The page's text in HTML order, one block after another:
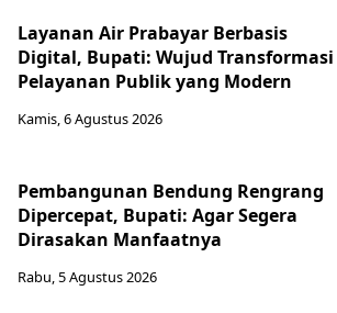
Layanan Air Prabayar Berbasis
Digital, Bupati: Wujud Transformasi
Pelayanan Publik yang Modern
Kamis, 6 Agustus 2026
Pembangunan Bendung Rengrang
Dipercepat, Bupati: Agar Segera
Dirasakan Manfaatnya
Rabu, 5 Agustus 2026